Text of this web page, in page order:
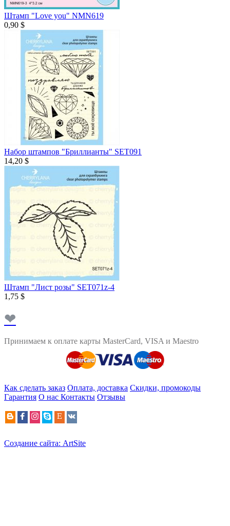
Штамп "Love you" NMN619
0,90 $
Набор штампов "Бриллианты" SET091
14,20 $
Штамп "Лист розы" SET071z-4
1,75 $
❤
Принимаем к оплате карты MasterCard, VISA и Maestro
Как сделать заказ Оплата, доставка Скидки, промокоды
Гарантия О нас Контакты Отзывы
Создание сайта: ArtSite